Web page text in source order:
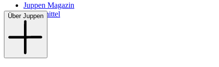
Juppen Magazin
Pflegemittel
Über Juppen